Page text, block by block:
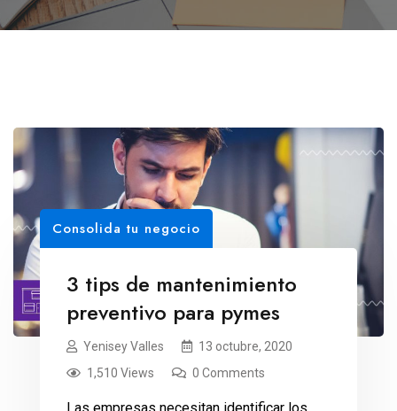
Consolida tu negocio
3 tips de mantenimiento
preventivo para pymes
Yenisey Valles
13 octubre, 2020
1,510 Views
0 Comments